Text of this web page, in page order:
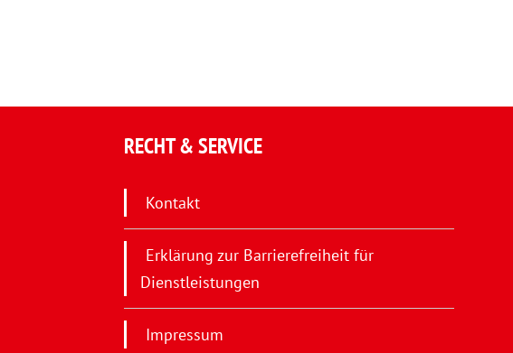
RECHT & SERVICE
Kontakt
Erklärung zur Barrierefreiheit für
Dienstleistungen
Impressum